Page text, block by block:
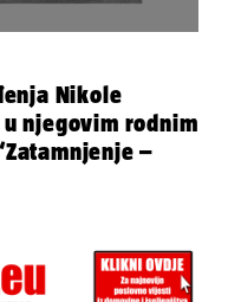
Nikole
njegovim rodnim
–